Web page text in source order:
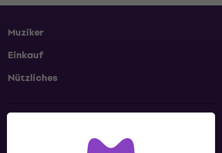
Muziker
Einkauf
Nützliches
Kontaktiere uns